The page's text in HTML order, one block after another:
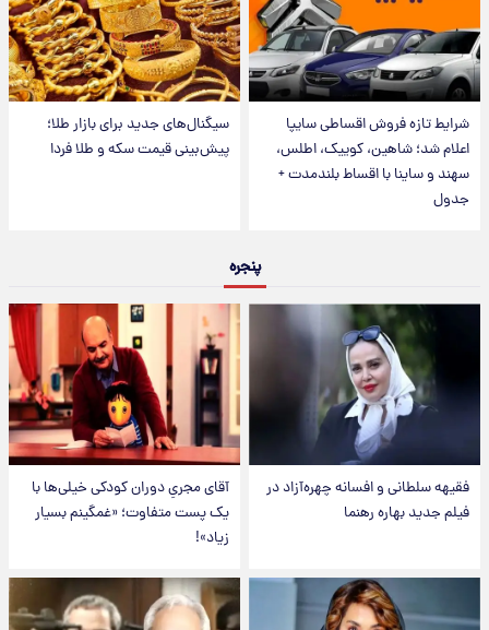
شرایط تازه فروش اقساطی سایپا
اعلام شد؛ شاهین، کوییک، اطلس،
سهند و ساینا با اقساط بلندمدت +
جدول
سیگنال‌های جدید برای بازار طلا؛
پیش‌بینی قیمت سکه و طلا فردا
پنجره
فقیهه سلطانی و افسانه چهره‌آزاد در
فیلم جدید بهاره رهنما
آقای مجریِ دوران کودکی خیلی‌ها با
یک پست متفاوت؛ «غمگینم بسیار
زیاد»!